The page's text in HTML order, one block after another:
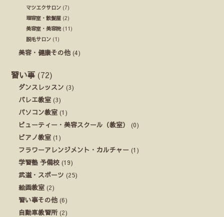
マツエクサロン (7)
理容室・散髪屋 (2)
美容室・美容院(11)
脱毛サロン (1)
美容・健康その他 (4)
習い事 (72)
ダンスレッスン (3)
バレエ教室 (3)
パソコン教室 (1)
ビューティー・美容スクール（教室）
(0)
ピアノ教室 (1)
フラワーアレンジメント・カルチャー (1)
学習塾 予備校 (19)
武道・スポーツ (25)
絵画教室 (2)
習い事その他 (6)
自動車教習所(2)